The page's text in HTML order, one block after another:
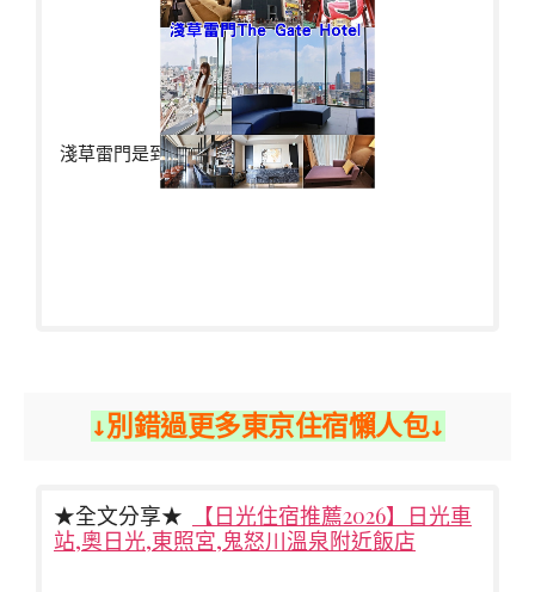
淺草雷門是到東京旅行不會錯過的景點
↓別錯過更多東京住宿懶人包↓
★全文分享★
【日光住宿推薦2026】日光車
站,奧日光,東照宮,鬼怒川溫泉附近飯店